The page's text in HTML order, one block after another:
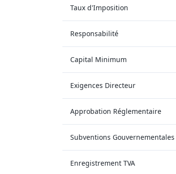
Taux d'Imposition
Responsabilité
Capital Minimum
Exigences Directeur
Approbation Réglementaire
Subventions Gouvernementales
Enregistrement TVA